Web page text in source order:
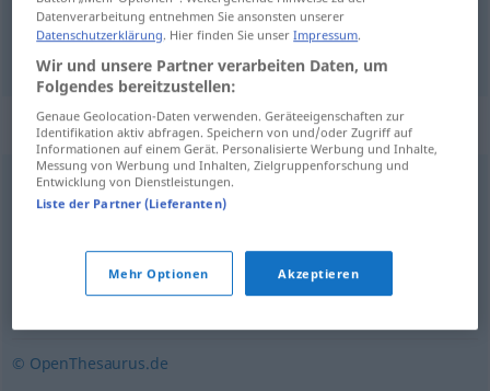
zekerheid Gewissheit
Synonyme für "Gewissheit"
Sicherheit,Zuversichtlichkeit
Zuversicht,Glaube,Vertrauen
© OpenThesaurus.de
Datenverarbeitung entnehmen Sie ansonsten unserer
Datenschutzerklärung. Hier finden Sie unserImpressum.
Wir und unsere Partner verarbeiten Daten, um
Folgendes bereitzustellen:
Genaue Geolocation-Daten verwenden. Geräteeigenschaften zur
Identifikation aktiv abfragen. Speichern von und/oder Zugriff auf
Informationen auf einem Gerät. Personalisierte Werbung und Inhalte,
Messung von Werbung und Inhalten, Zielgruppenforschung und
Entwicklung von Dienstleistungen.
Liste der Partner (Lieferanten)
Mehr Optionen Akzeptieren